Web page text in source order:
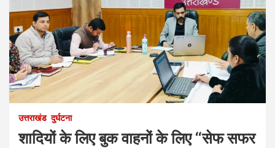
उत्तराखंड दुर्घटना
शादियों के लिए बुक वाहनों के लिए ‘‘सेफ सफर